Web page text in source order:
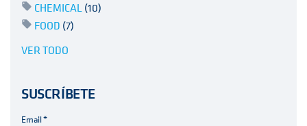
CHEMICAL(10)
FOOD (7)
VER TODO
SUSCRÍBETE
Email*